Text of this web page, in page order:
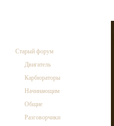
Старый форум
Двигатель
Карбюраторы
Начинающим
Общие
Разговорчики